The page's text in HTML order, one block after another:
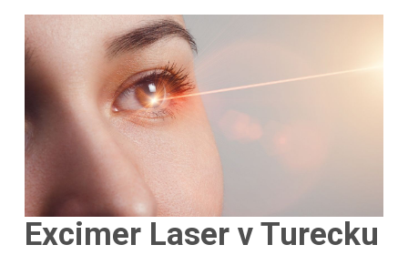
Excimer Laser v Turecku